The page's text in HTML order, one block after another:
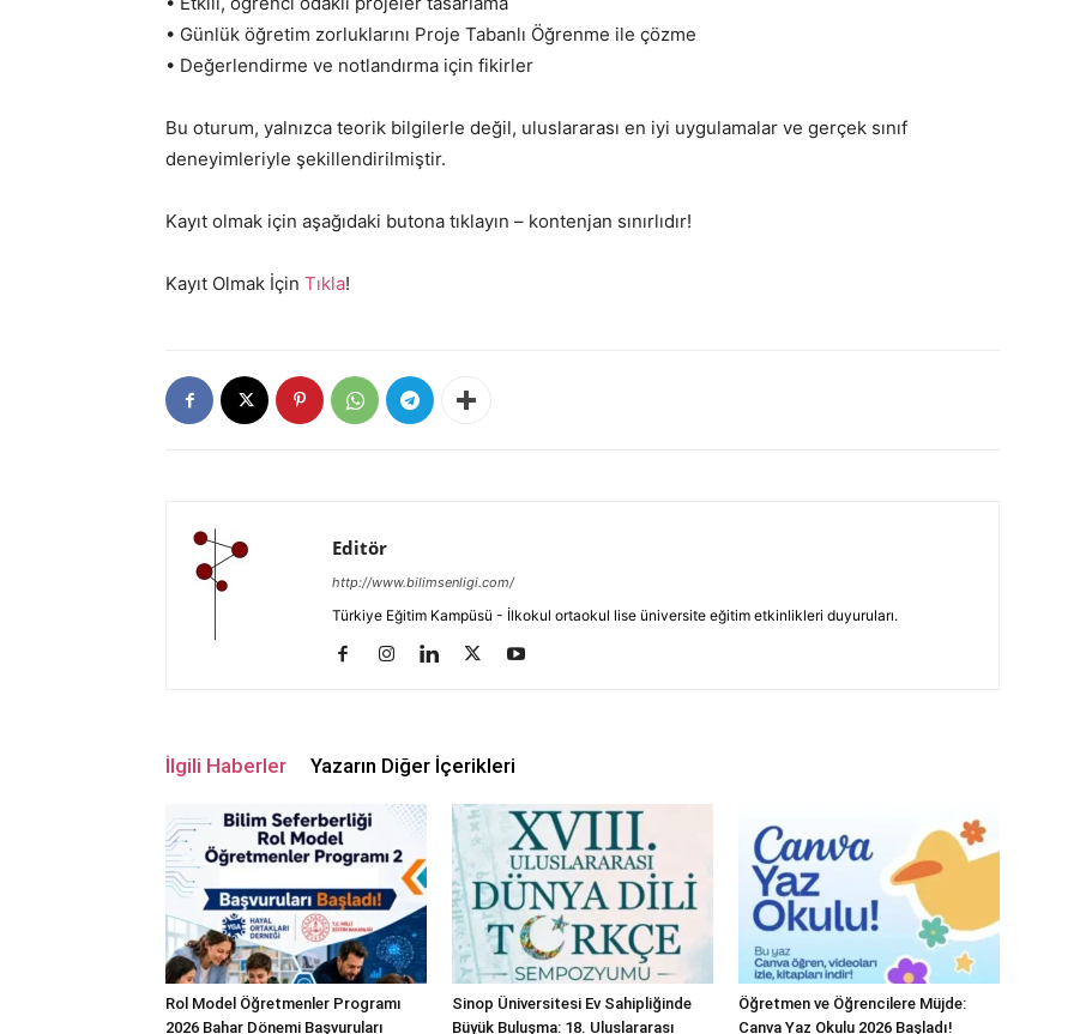
• Günlük öğretim zorluklarını Proje Tabanlı Öğrenme ile çözme
• Değerlendirme ve notlandırma için fikirler
Bu oturum, yalnızca teorik bilgilerle değil, uluslararası en iyi uygulamalar ve gerçek sınıf
deneyimleriyle şekillendirilmiştir.
Kayıt olmak için aşağıdaki butona tıklayın – kontenjan sınırlıdır!
Kayıt Olmak İçin Tıkla!
Editör
http://www.bilimsenligi.com/
Türkiye Eğitim Kampüsü - İlkokul ortaokul lise üniversite eğitim etkinlikleri duyuruları.
İlgili Haberler Yazarın Diğer İçerikleri
Rol Model Öğretmenler Programı
2026 Bahar Dönemi Başvuruları
Sinop Üniversitesi Ev Sahipliğinde
Büyük Buluşma: 18. Uluslararası
Öğretmen ve Öğrencilere Müjde:
Canva Yaz Okulu 2026 Başladı!